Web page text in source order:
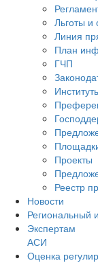
Льготы и
Линия
План
ГЧП
Проекты
Реестр
Новости
Региональный
Экспертам
АСИ
Оценка